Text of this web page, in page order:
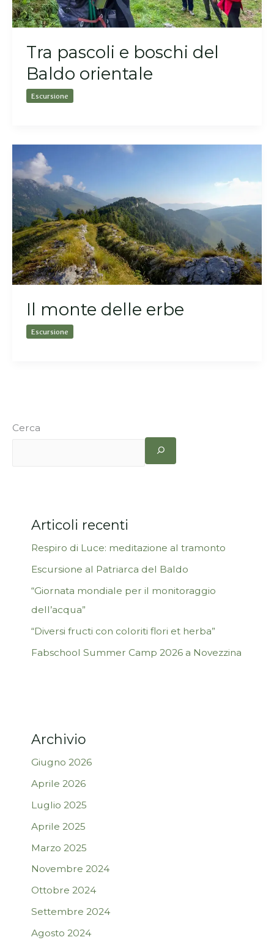
Tra pascoli e boschi del
Baldo orientale
Escursione
Il monte delle erbe
Escursione
Cerca
Articoli recenti
Respiro di Luce: meditazione al tramonto
Escursione al Patriarca del Baldo
“Giornata mondiale per il monitoraggio
dell’acqua”
“Diversi fructi con coloriti flori et herba”
Fabschool Summer Camp 2026 a Novezzina
Archivio
Giugno 2026
Aprile 2026
Luglio 2025
Aprile 2025
Marzo 2025
Novembre 2024
Ottobre 2024
Settembre 2024
Agosto 2024